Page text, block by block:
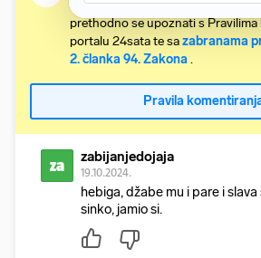
Svaki korisnik koji želi komentirati
prethodno se upoznati s
portalu 24sata te sazabranama
2. članka 94. Zakona .
Pravila
za zabijanjedojaja
19.10.2024.
hebiga, džabe mu i pare i
sinko, jamio si.